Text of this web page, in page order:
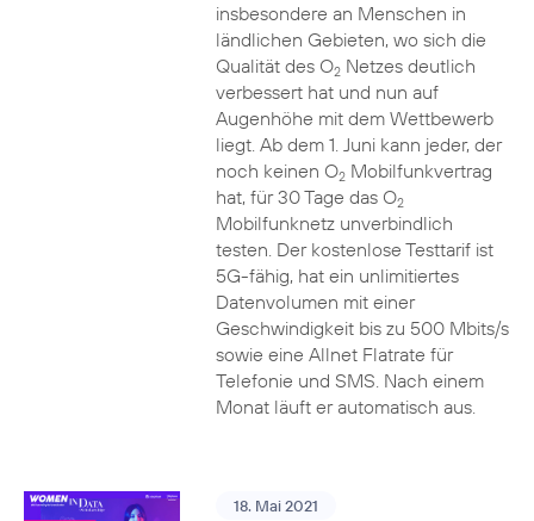
insbesondere an Menschen in
ländlichen Gebieten, wo sich die
Qualität des O2Netzes deutlich
verbessert hat und nun auf
Augenhöhe mit dem Wettbewerb
liegt. Ab dem 1. Juni kann jeder, der
noch keinen O2Mobilfunkvertrag
hat, für 30 Tage das O2
Mobilfunknetz unverbindlich
testen. Der kostenlose Testtarif ist
5G-fähig, hat ein unlimitiertes
Datenvolumen mit einer
Geschwindigkeit bis zu 500 Mbits/s
sowie eine Allnet Flatrate für
Telefonie und SMS. Nach einem
Monat läuft er automatisch aus.
18. Mai 2021